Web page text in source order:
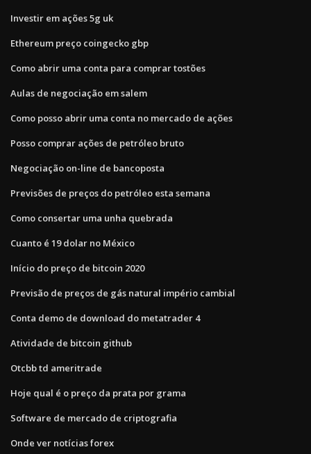
Investir em ações 5g uk
Ethereum preço coingecko gbp
Como abrir uma conta para comprar tostões
Aulas de negociação em salem
Como posso abrir uma conta no mercado de ações
Posso comprar ações de petróleo bruto
Negociação on-line de bancoposta
Previsões de preços do petróleo esta semana
Como consertar uma unha quebrada
Cuanto é 19 dolar no México
Início do preço de bitcoin 2020
Previsão de preços de gás natural império cambial
Conta demo de download do metatrader 4
Atividade de bitcoin github
Otcbb td ameritrade
Hoje qual é o preço da prata por grama
Software de mercado de criptografia
Onde ver notícias forex